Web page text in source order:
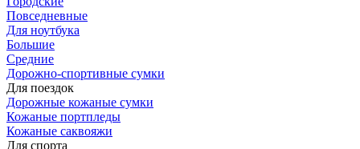
Повседневные
Для ноутбука
Большие
Средние
Дорожно-спортивные сумки
Для поездок
Дорожные кожаные сумки
Кожаные портпледы
Кожаные саквояжи
Для спорта